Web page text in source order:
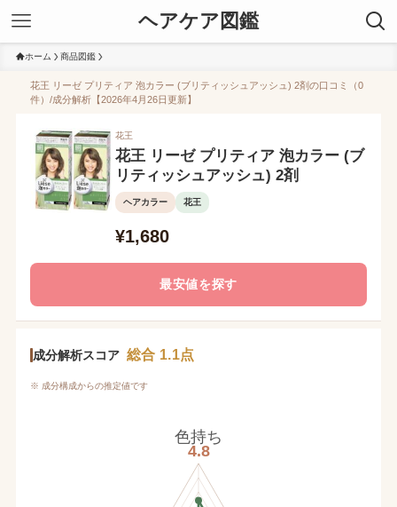
ヘアケア図鑑
ホーム 商品図鑑
花王 リーゼ プリティア 泡カラー (ブリティッシュアッシュ) 2剤の口コミ（0
件）/成分解析【2026年4月26日更新】
花王
花王 リーゼ プリティア 泡カラー (ブ
リティッシュアッシュ) 2剤
ヘアカラー 花王
¥1,680
最安値を探す
成分解析スコア 総合 1.1点
※ 成分構成からの推定値です
色持ち
4.8